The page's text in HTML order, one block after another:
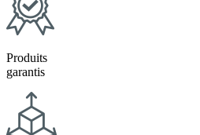
Produits
garantis